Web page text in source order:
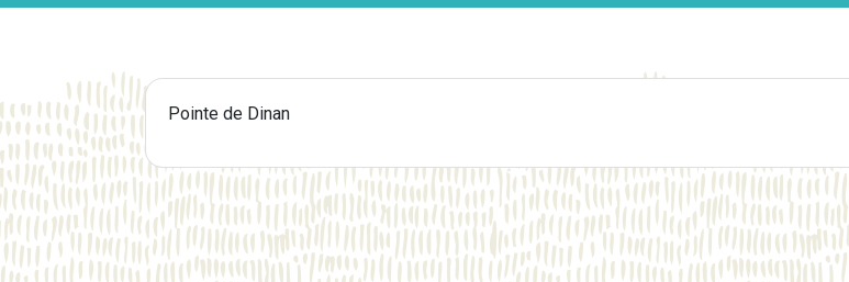
Pointe de Dinan